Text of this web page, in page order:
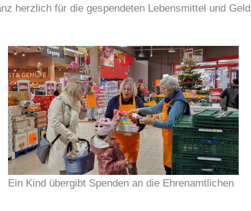
herzlich für die gespendeten Lebensmittel und
Ein Kind übergibt Spenden an die Ehrenamtlichen